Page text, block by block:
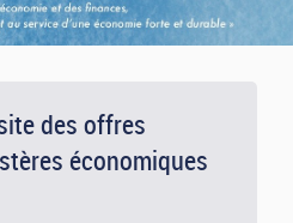
des offres
économiques